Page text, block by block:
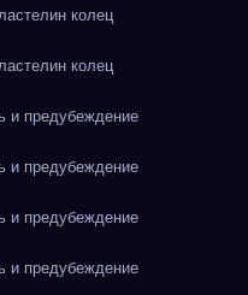
колец
колец
и предубеждение
и предубеждение
и предубеждение
и предубеждение